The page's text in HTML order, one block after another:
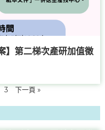
】第二梯次產研加值徵
3 下一頁 »